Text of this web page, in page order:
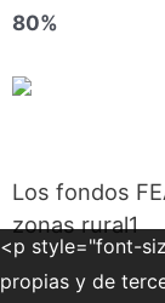
80%
Los fondos
zonas rural1
<p style="font-
propias y de